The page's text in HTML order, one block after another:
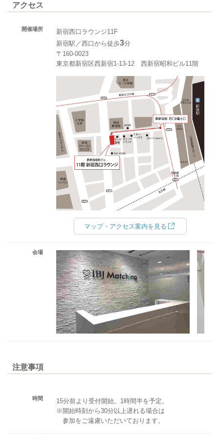
アクセス
開催場所
新宿西口ラウンジ11F
新宿駅／西口から徒歩3分
〒160-0023
東京都新宿区西新宿1-13-12 西新宿昭和ビル11階
マップ・アクセス案内を見る
会場
注意事項
時間
15分前より受付開始。1時間半を予定。
※開始時刻から30分以上遅れる場合は
参加をご遠慮いただいております。